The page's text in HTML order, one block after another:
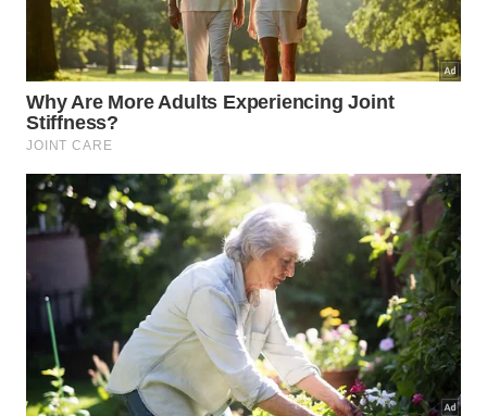
Cumprimento personalizado direcionado ao
trabalhador;
Validação imediata da presença do funcionário;
Estímulo constante à gentileza coletiva diária.
Cumprimentar o porteiro pelo nome próprio rompe o
distanciamento social típico das grandes metrópoles. –
Imagem gerada por IA